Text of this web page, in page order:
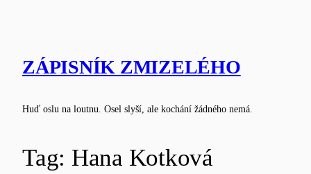
ZÁPISNÍK ZMIZELÉHO
Huď oslu na loutnu. Osel slyší, ale kochání žádného nemá.
Tag: Hana Kotková